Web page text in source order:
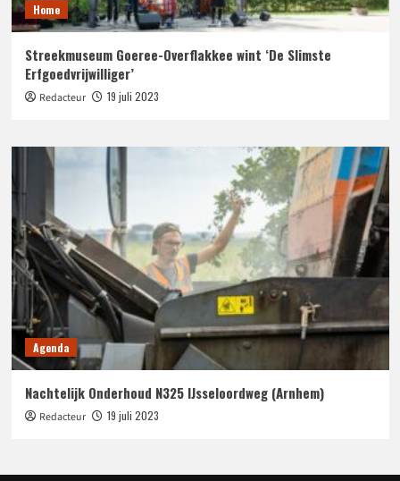
Home
Streekmuseum Goeree-Overflakkee wint ‘De Slimste
Erfgoedvrijwilliger’
Redacteur 19 juli 2023
Agenda
Nachtelijk Onderhoud N325 IJsseloordweg (Arnhem)
Redacteur 19 juli 2023